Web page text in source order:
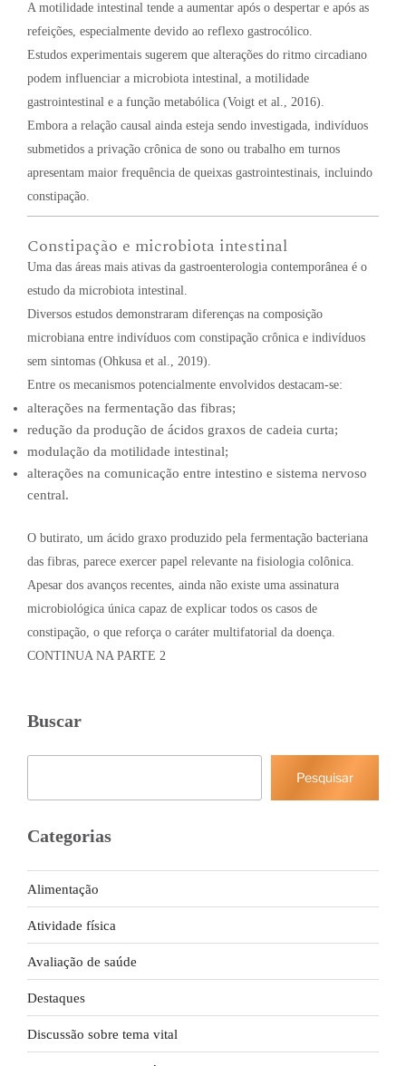
A motilidade intestinal tende a aumentar após o despertar e após as
refeições, especialmente devido ao reflexo gastrocólico.
Estudos experimentais sugerem que alterações do ritmo circadiano
podem influenciar a microbiota intestinal, a motilidade
gastrointestinal e a função metabólica (Voigt et al., 2016).
Embora a relação causal ainda esteja sendo investigada, indivíduos
submetidos a privação crônica de sono ou trabalho em turnos
apresentam maior frequência de queixas gastrointestinais, incluindo
constipação.
Constipação e microbiota intestinal
Uma das áreas mais ativas da gastroenterologia contemporânea é o
estudo da microbiota intestinal.
Diversos estudos demonstraram diferenças na composição
microbiana entre indivíduos com constipação crônica e indivíduos
sem sintomas (Ohkusa et al., 2019).
Entre os mecanismos potencialmente envolvidos destacam-se:
alterações na fermentação das fibras;
redução da produção de ácidos graxos de cadeia curta;
modulação da motilidade intestinal;
alterações na comunicação entre intestino e sistema nervoso
central.
O butirato, um ácido graxo produzido pela fermentação bacteriana
das fibras, parece exercer papel relevante na fisiologia colônica.
Apesar dos avanços recentes, ainda não existe uma assinatura
microbiológica única capaz de explicar todos os casos de
constipação, o que reforça o caráter multifatorial da doença.
CONTINUA NA PARTE 2
Buscar
Pesquisar
Categorias
Alimentação
Atividade física
Avaliação de saúde
Destaques
Discussão sobre tema vital